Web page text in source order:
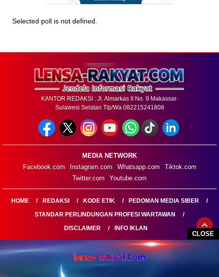
CLOSE
Selected poll is not defined.
KANTOR REDAKSI : Jl. Almarkas II No. 9 Makassar-
Sulawesi Selatan Tlp/Wa 082215241808
MEDIA NETWORK
Facebook.com
Instagram.com Whatsapp.com
Tiktok.com
Twitter.com
Youtube.com
HOME REDAKSI KODE ETIK
PEDOMAN MEDIA SIBER
STANDAR PERLINDUNGAN PROFESI WARTAWAN
DISCLAIMER
INFO IKLAN
LENSARAKYAT.COM@2026